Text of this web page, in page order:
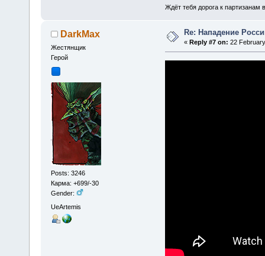
Ждёт тебя дорога к партизанам
DarkMax
Жестянщик
Герой
Posts: 3246
Карма: +699/-30
Gender:
UeArtemis
Re: Нападение
«Reply #7 on: 22